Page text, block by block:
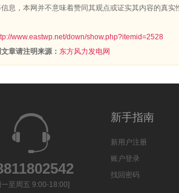
息，本网并不意味着赞同其观点或证实其内容的真实
www.eastwp.net/down/show.php?itemid=2528
章请注明来源： 东方风力发电网
一至周五 9:00-18:00]
新手指南
新用户注册
账户登录
找回密码